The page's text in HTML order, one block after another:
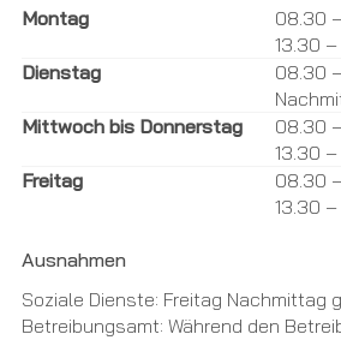
TagÖffnungszeiten Vormittag
Montag
08.30
13.30
Dienstag
08.30
Mittwoch bis Donnerstag
08.30
13.30 –
Freitag
08.30
13.30
Ausnahmen
Soziale Dienste: Freitag Nachmittag
Betreibungsamt: Während den